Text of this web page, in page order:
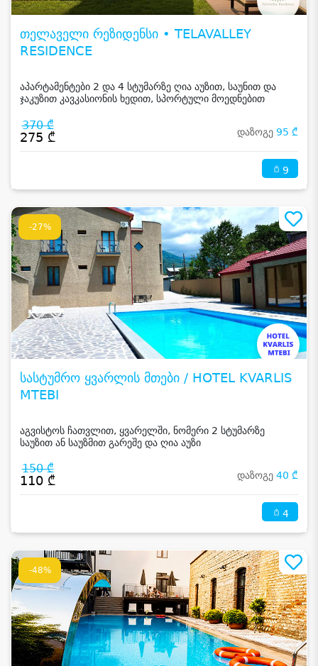
თელაველი რეზიდენსი • TELAVALLEY
RESIDENCE
აპარტამენტები 2 და 4 სტუმარზე ღია აუზით, საუნით და
ჯაკუზით კავკასიონის ხედით, სპორტული მოედნებით
370 ₾
275 ₾ დაზოგე 95 ₾
9
-27%
სასტუმრო ყვარლის მთები / HOTEL KVARLIS
MTEBI
აგვისტოს ჩათვლით, ყვარელში, ნომერი 2 სტუმარზე
საუზით ან საუზმით გარეშე და ღია აუზი
150 ₾
110 ₾ დაზოგე 40 ₾
4
-48%